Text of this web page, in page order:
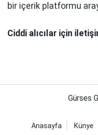
bir içerik platformu
Ciddi alıcılar için
Gürses
Anasayfa Künye